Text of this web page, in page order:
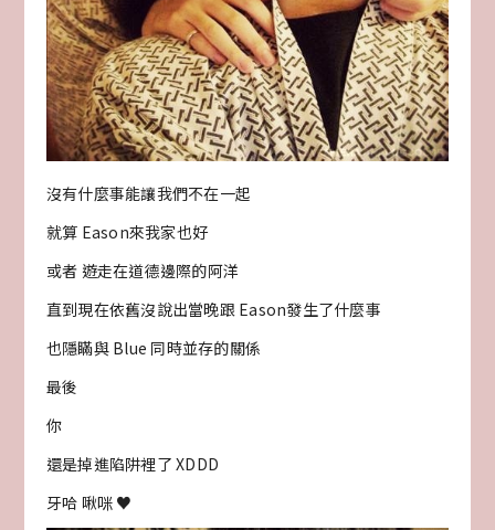
沒有什麼事能讓我們不在一起
就算 Eason來我家也好
或者 遊走在道德邊際的阿洋
直到現在依舊沒說出當晚跟 Eason發生了什麼事
也隱瞞與 Blue 同時並存的關係
最後
你
還是掉進陷阱裡了 XDDD
牙哈 啾咪 ♥